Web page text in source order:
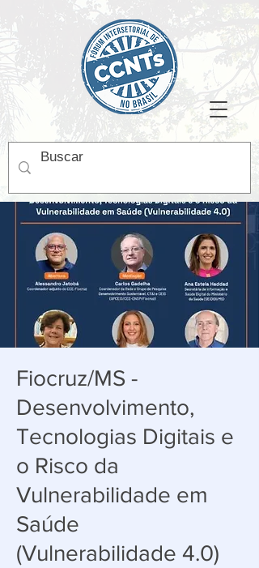
Fiocruz/MS -
Desenvolvimento,
Tecnologias Digitais e
o Risco da
Vulnerabilidade em
Saúde
(Vulnerabilidade 4.0)